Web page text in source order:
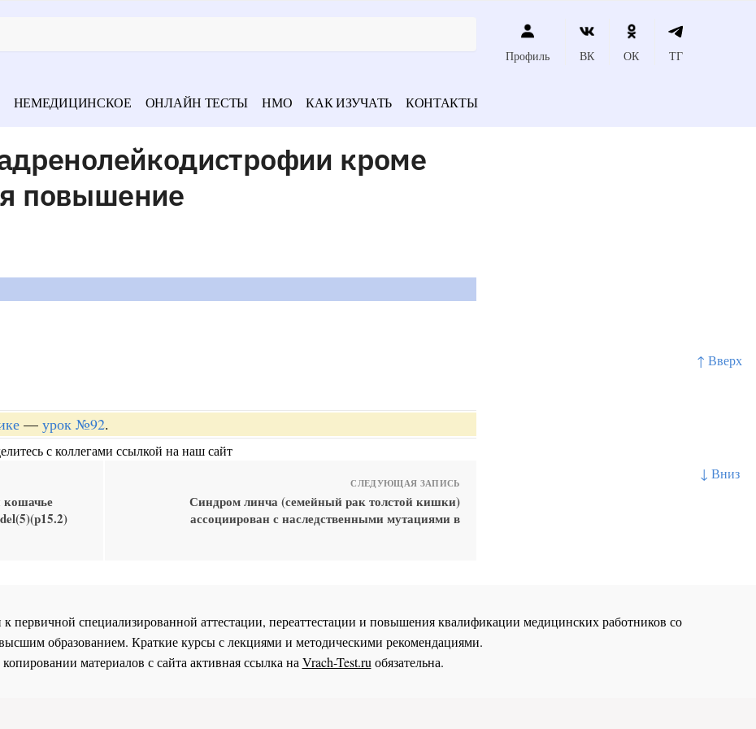
↑ Вверх
↓ Вниз
Профиль ВК ОК ТГ
НЕМЕДИЦИНСКОЕ ОНЛАЙН ТЕСТЫ НМО КАК ИЗУЧАТЬ КОНТАКТЫ
кроме
повышение
— урок №92.
с коллегами ссылкой на наш сайт
СЛЕДУЮЩАЯ ЗАПИСЬ
Синдром линча (семейный рак толстой кишки)
ассоциирован с наследственными мутациями в
первичной специализированной аттестации, переаттестации и повышения квалификации медицинских работников со
образованием. Краткие курсы с лекциями и методическими рекомендациями.
материалов с сайта активная ссылка наVrach-Test.ruобязательна.